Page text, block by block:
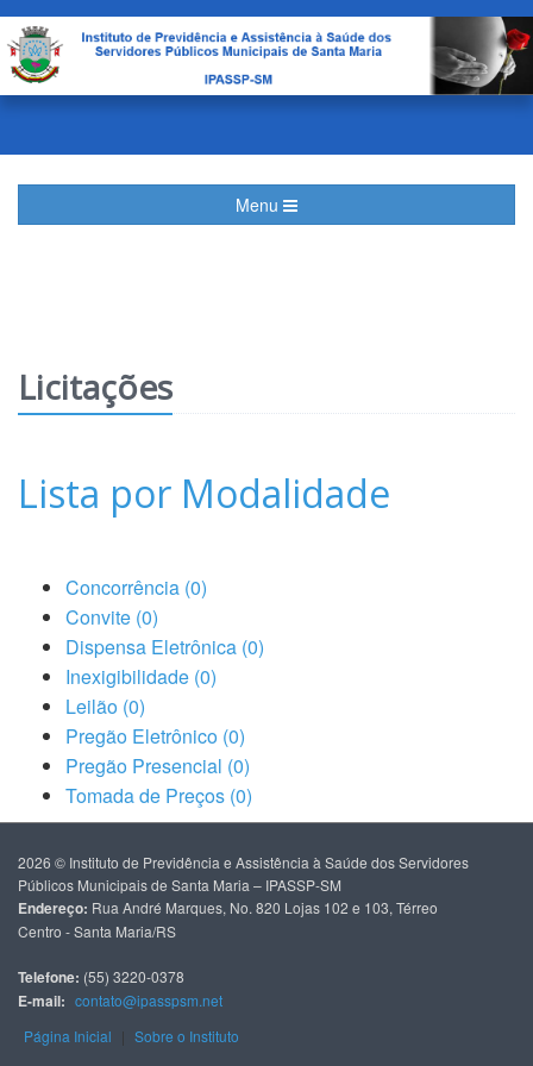
Menu
Licitações
Lista por Modalidade
Concorrência (0)
Convite (0)
Dispensa Eletrônica (0)
Inexigibilidade (0)
Leilão (0)
Pregão Eletrônico (0)
Pregão Presencial (0)
Tomada de Preços (0)
2026 © Instituto de Previdência e Assistência à Saúde dos Servidores
Públicos Municipais de Santa Maria – IPASSP-SM
Endereço: Rua André Marques, No. 820 Lojas 102 e 103, Térreo
Centro - Santa Maria/RS
Telefone: (55) 3220-0378
E-mail: contato@ipasspsm.net
Página Inicial | Sobre o Instituto